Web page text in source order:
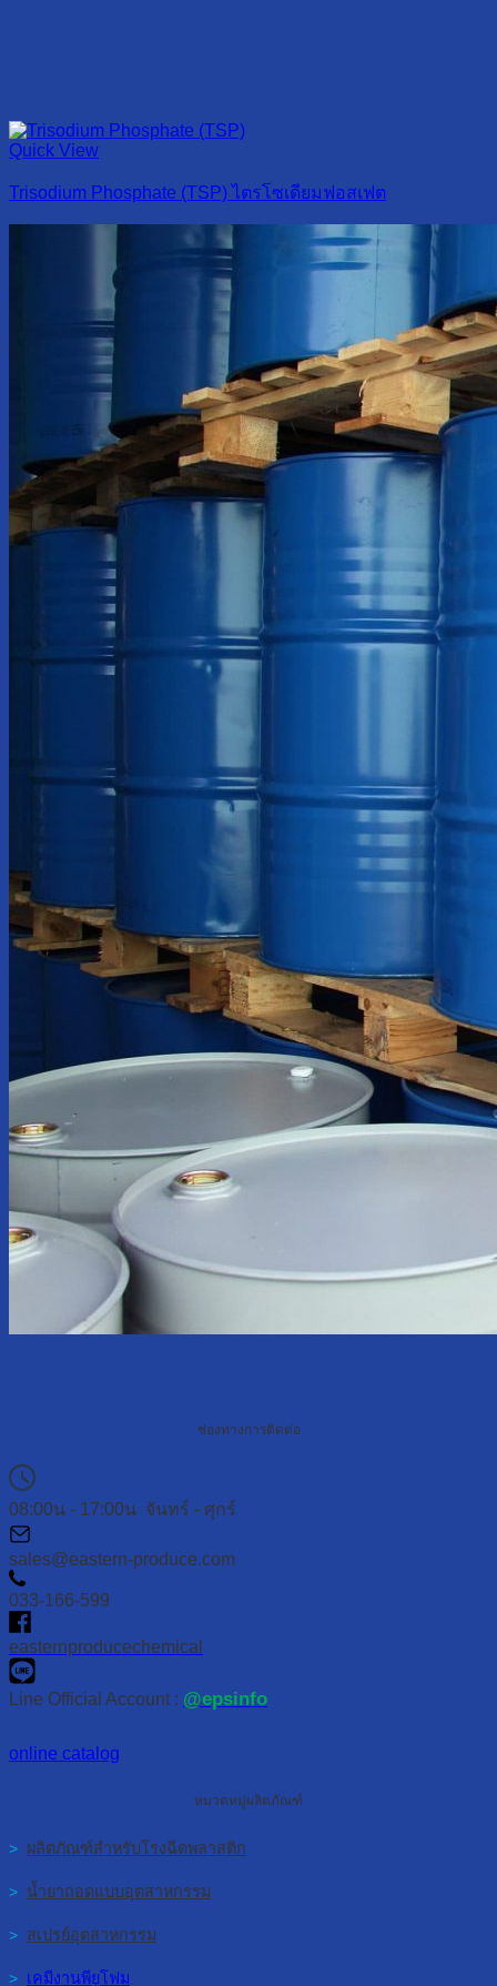
Quick View
Trisodium Phosphate (TSP) ไตรโซเดียมฟอสเฟต
ช่องทางการติดต่อ
08:00น - 17:00น จันทร์ - ศุกร์
sales@eastern-produce.com
033-166-599
easternproducechemical
Line Official Account : @epsinfo
online catalog
หมวดหมู่ผลิตภัณฑ์
> ผลิตภัณฑ์สำหรับโรงฉีดพลาสติก
> น้ำยาถอดแบบอุตสาหกรรม
> สเปรย์อุตสาหกรรม
> เคมีงานพียูโฟม